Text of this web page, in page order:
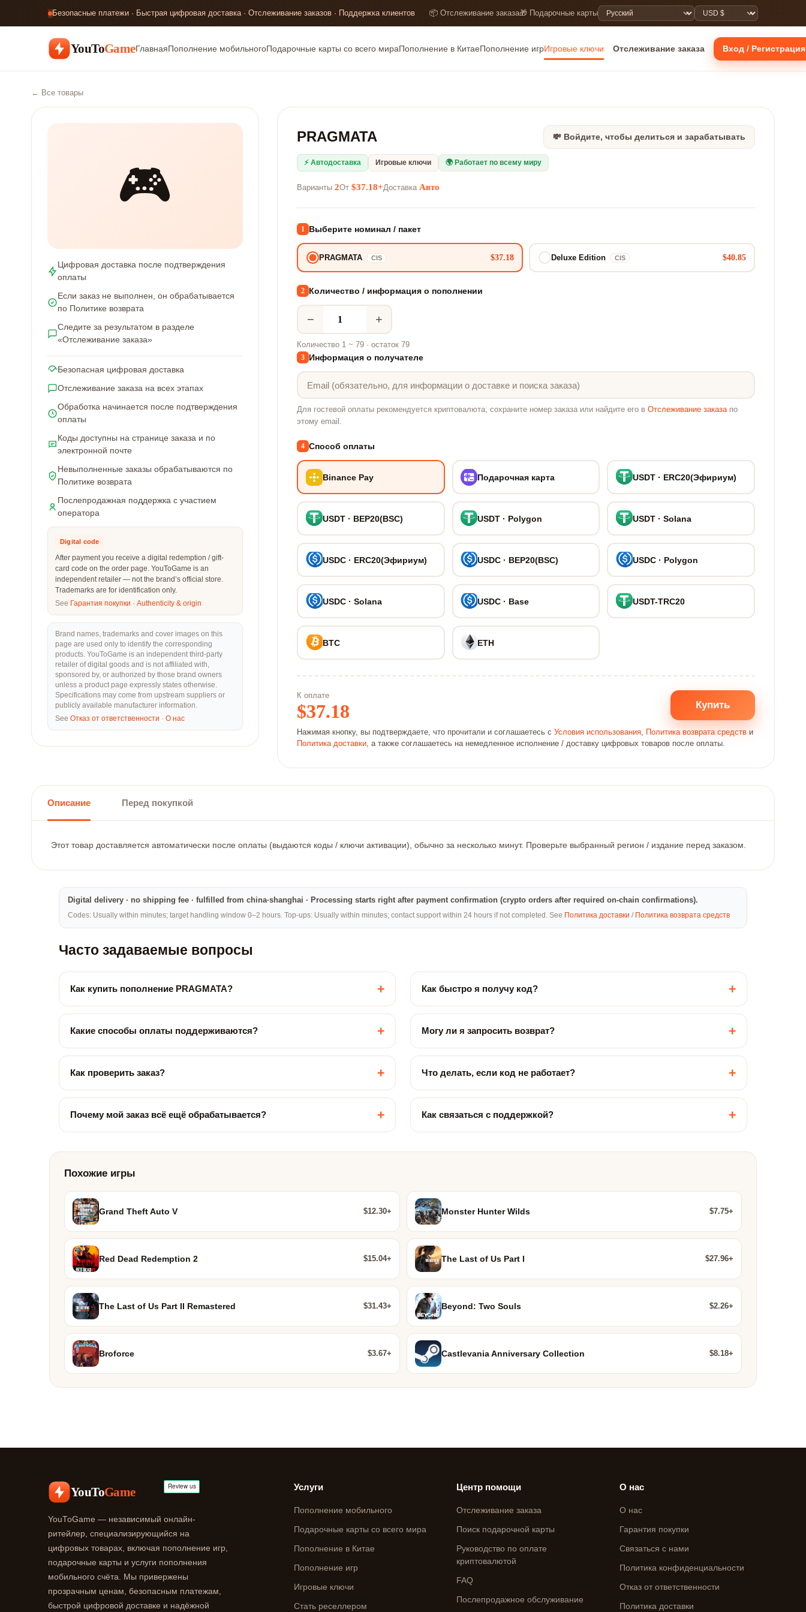
Безопасные платежи · Быстрая цифровая доставка · Отслеживание заказов · Поддержка клиентов 📦 Отслеживание заказа🎁 Подарочные карты
YouToGameГлавнаяПополнение мобильногоПодарочные карты со всего мираПополнение в КитаеПополнение игрИгровые ключи Отслеживание заказа Вход / Регистрация
← Все товары
🎮
Цифровая доставка после подтверждения
оплаты
Если заказ не выполнен, он обрабатывается
по Политике возврата
Следите за результатом в разделе
«Отслеживание заказа»
Безопасная цифровая доставка
Отслеживание заказа на всех этапах
Обработка начинается после подтверждения
оплаты
Коды доступны на странице заказа и по
электронной почте
Невыполненные заказы обрабатываются по
Политике возврата
Послепродажная поддержка с участием
оператора
Digital code
After payment you receive a digital redemption / gift-
card code on the order page. YouToGame is an
independent retailer — not the brand’s official store.
Trademarks are for identification only.
See Гарантия покупки · Authenticity & origin
Brand names, trademarks and cover images on this
page are used only to identify the corresponding
products. YouToGame is an independent third-party
retailer of digital goods and is not affiliated with,
sponsored by, or authorized by those brand owners
unless a product page expressly states otherwise.
Specifications may come from upstream suppliers or
publicly available manufacturer information.
See Отказ от ответственности · О нас
💸 Войдите, чтобы делиться и зарабатывать
PRAGMATA
⚡ Автодоставка Игровые ключи 🌍 Работает по всему миру
Варианты 2От $37.18+Доставка Авто
1 Выберите номинал / пакет
PRAGMATA CIS $37.18 Deluxe Edition CIS $40.85
2 Количество / информация о пополнении
− +
Количество 1 ~ 79 · остаток 79
3 Информация о получателе
Для гостевой оплаты рекомендуется криптовалюта; сохраните номер заказа или найдите его в Отслеживание заказапо
этому email.
4 Способ оплаты
Binance Pay Подарочная карта USDT · ERC20(Эфириум)
USDT · BEP20(BSC) USDT · Polygon USDT · Solana
USDC · ERC20(Эфириум) USDC · BEP20(BSC) USDC · Polygon
USDC · Solana USDC · Base USDT-TRC20
BTC ETH
К оплате
$37.18 Купить
Нажимая кнопку, вы подтверждаете, что прочитали и соглашаетесь с Условия использования, Политика возврата средств и
Политика доставки, а также соглашаетесь на немедленное исполнение / доставку цифровых товаров после оплаты.
Описание Перед покупкой
Этот товар доставляется автоматически после оплаты (выдаются коды / ключи активации), обычно за несколько минут. Проверьте выбранный регион / издание перед заказом.
Digital delivery · no shipping fee · fulfilled from china·shanghai · Processing starts right after payment confirmation (crypto orders after required on-chain confirmations).
Codes: Usually within minutes; target handling window 0–2 hours. Top-ups: Usually within minutes; contact support within 24 hours if not completed. See Политика доставки / Политика возврата средств
Часто задаваемые вопросы
Как купить пополнение PRAGMATA? + Как быстро я получу код? +
Какие способы оплаты поддерживаются? + Могу ли я запросить возврат? +
Как проверить заказ? + Что делать, если код не работает? +
Почему мой заказ всё ещё обрабатывается? + Как связаться с поддержкой? +
Похожие игры
Grand Theft Auto V $12.30+ Monster Hunter Wilds $7.75+
Red Dead Redemption 2 $15.04+ The Last of Us Part I $27.96+
The Last of Us Part II Remastered $31.43+ Beyond: Two Souls $2.26+
Broforce $3.67+ Castlevania Anniversary Collection $8.18+
YouToGame
YouToGame — независимый онлайн-
ритейлер, специализирующийся на
цифровых товарах, включая пополнение игр,
подарочные карты и услуги пополнения
мобильного счёта. Мы привержены
прозрачным ценам, безопасным платежам,
быстрой цифровой доставке и надёжной
Услуги
Пополнение мобильного
Подарочные карты со всего мира
Пополнение в Китае
Пополнение игр
Игровые ключи
Стать реселлером
Центр помощи
Отслеживание заказа
Поиск подарочной карты
Руководство по оплате
криптовалютой
FAQ
Послепродажное обслуживание
О нас
О нас
Гарантия покупки
Связаться с нами
Политика конфиденциальности
Отказ от ответственности
Политика доставки